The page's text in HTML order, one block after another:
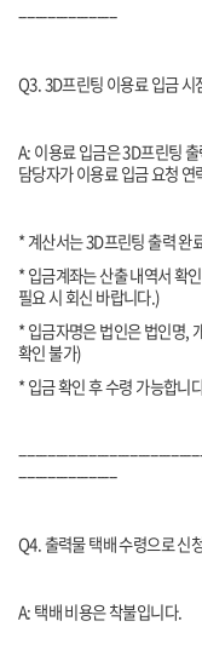
------------------------
Q3. 3D프린팅 이용료 입금 시
A: 이용료 입금은 3D프린팅
담당자가 이용료 입금 요청 연
* 계산서는 3D프린팅 출력 완
* 입금계좌는 산출 내역서 확
필요 시 회신 바랍니다.)
* 입금자명은 법인은 법인명,
확인 불가)
* 입금 확인 후 수령 가능합니
------------------------
Q4. 출력물 택배 수령으로 신
A: 택배 비용은 착불입니다.